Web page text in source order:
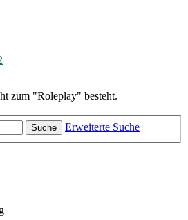
zum "Roleplay" besteht.
Suche
Erweiterte Suche